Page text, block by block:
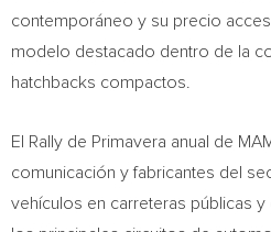
contemporáneo y su precio
modelo destacado dentro de la
hatchbacks compactos.
El Rally de Primavera anual de
comunicación y fabricantes del
vehículos en carreteras públicas